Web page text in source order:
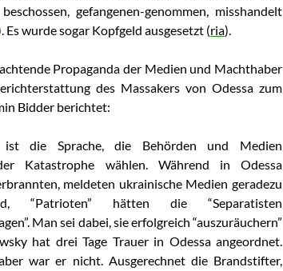
gefangenen-genommen, misshandelt
Es wurde sogar Kopfgeld ausgesetzt (ria).
Propaganda der Medien und Machthaber
des Massakers von Odessa zum
Bidder berichtet:
ist die Sprache, die Behörden und Medien
Katastrophe wählen. Während in Odessa
meldeten ukrainische Medien geradezu
“Patrioten” hätten die “Separatisten
Man sei dabei, sie erfolgreich “auszuräuchern”
hat drei Tage Trauer in Odessa angeordnet.
war er nicht. Ausgerechnet die Brandstifter,